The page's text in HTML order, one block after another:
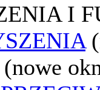
I
(nowe